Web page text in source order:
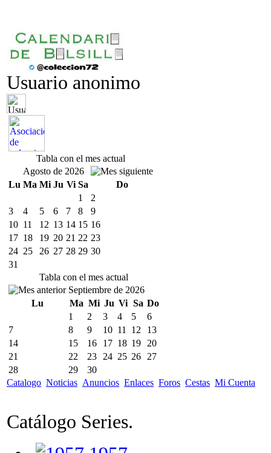
Usuario anonimo
Tabla con el mes actual
Agosto de 2026
Lu Ma Mi Ju Vi Sa
Do
1
2
3
4 5 6 7 8
9
10 11 12 13 14 15 16
17 18 19 20 21 22 23
24 25 26 27 28 29 30
31
Tabla con el mes actual
Septiembre de 2026
Lu
Ma Mi Ju Vi Sa Do
1
2 3 4 5
6
7
8 9 10 11 12
13
14
15 16 17 18 19
20
21
22 23 24 25 26
27
28
29
30
Catalogo Noticias Anuncios Enlaces Foros Cestas Mi Cuenta
Catálogo Series.